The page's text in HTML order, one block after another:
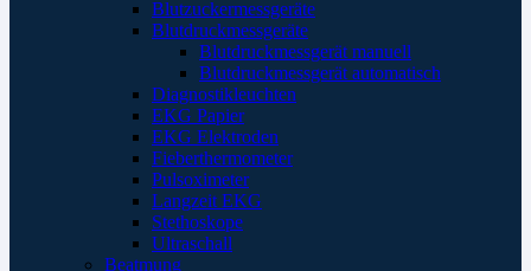
Blutzuckermessgeräte
Blutdruckmessgeräte
Blutdruckmessgerät manuell
Blutdruckmessgerät automatisch
Diagnostikleuchten
EKG Papier
EKG Elektroden
Fieberthermometer
Pulsoximeter
Langzeit EKG
Stethoskope
Ultraschall
Beatmung